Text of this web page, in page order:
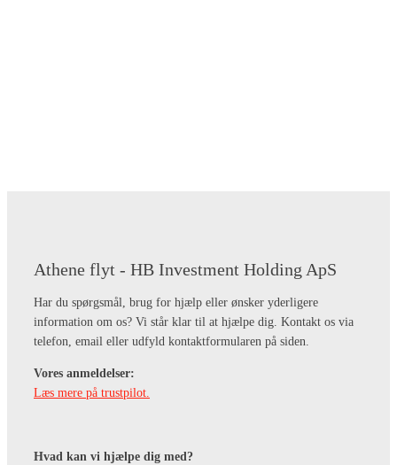
Athene flyt - HB Investment Holding ApS
Har du spørgsmål, brug for hjælp eller ønsker yderligere
information om os? Vi står klar til at hjælpe dig. Kontakt os via
telefon, email eller udfyld kontaktformularen på siden.
Vores anmeldelser:
Læs mere på trustpilot.
Hvad kan vi hjælpe dig med?